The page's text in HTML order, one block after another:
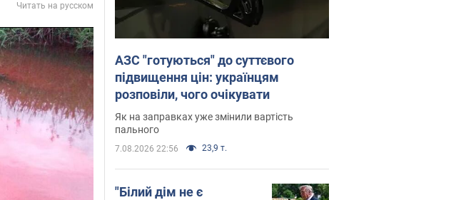
Читать на русском
АЗС "готуються" до суттєвого
підвищення цін: українцям
розповіли, чого очікувати
Як на заправках уже змінили вартість
пального
7.08.2026 22:56 23,9 т.
"Білий дім не є